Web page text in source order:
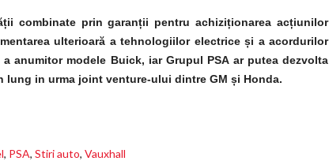
combinate prin garanții pentru achiziționarea acțiunilor
ulterioară a tehnologiilor electrice și a acordurilor
anumitor modele Buick, iar Grupul PSA ar putea dezvolta
lung in urma joint venture-ului dintre GM și Honda.
, PSA, Stiri auto, Vauxhall